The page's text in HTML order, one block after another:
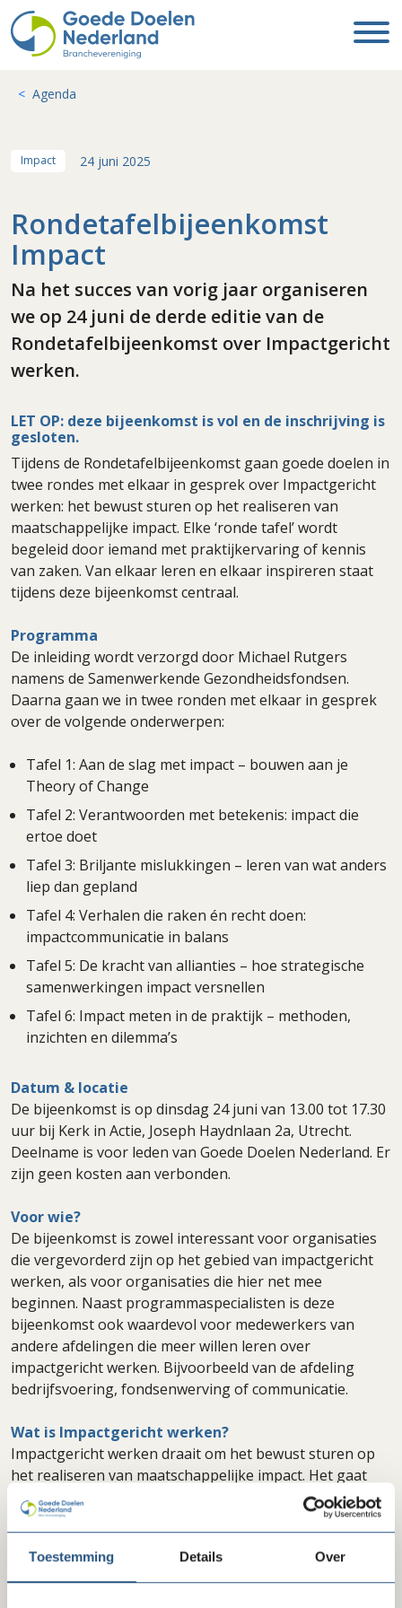
Toestemming Details Over
Agenda
Impact 24 juni 2025
Rondetafelbijeenkomst
Impact
Na het succes van vorig jaar organiseren
we op 24 juni de derde editie van de
Rondetafelbijeenkomst over Impactgericht
werken.
LET OP: deze bijeenkomst is vol en de inschrijving is
gesloten.
Tijdens de Rondetafelbijeenkomst gaan goede doelen in
twee rondes met elkaar in gesprek over Impactgericht
werken: het bewust sturen op het realiseren van
maatschappelijke impact. Elke ‘ronde tafel’ wordt
begeleid door iemand met praktijkervaring of kennis
van zaken. Van elkaar leren en elkaar inspireren staat
tijdens deze bijeenkomst centraal.
Programma
De inleiding wordt verzorgd door Michael Rutgers
namens de Samenwerkende Gezondheidsfondsen.
Daarna gaan we in twee ronden met elkaar in gesprek
over de volgende onderwerpen:
Tafel 1: Aan de slag met impact – bouwen aan je
Theory of Change
Tafel 2: Verantwoorden met betekenis: impact die
ertoe doet
Tafel 3: Briljante mislukkingen – leren van wat anders
liep dan gepland
Tafel 4: Verhalen die raken én recht doen:
impactcommunicatie in balans
Tafel 5: De kracht van allianties – hoe strategische
samenwerkingen impact versnellen
Tafel 6: Impact meten in de praktijk – methoden,
inzichten en dilemma’s
Datum & locatie
De bijeenkomst is op dinsdag 24 juni van 13.00 tot 17.30
uur bij Kerk in Actie, Joseph Haydnlaan 2a, Utrecht.
Deelname is voor leden van Goede Doelen Nederland. Er
zijn geen kosten aan verbonden.
Voor wie?
De bijeenkomst is zowel interessant voor organisaties
die vergevorderd zijn op het gebied van impactgericht
werken, als voor organisaties die hier net mee
beginnen. Naast programmaspecialisten is deze
bijeenkomst ook waardevol voor medewerkers van
andere afdelingen die meer willen leren over
impactgericht werken. Bijvoorbeeld van de afdeling
bedrijfsvoering, fondsenwerving of communicatie.
Wat is Impactgericht werken?
Impactgericht werken draait om het bewust sturen op
het realiseren van maatschappelijke impact. Het gaat
erom dat je niet alleen kijkt naar wat je doet (activiteiten)
of wat dat oplevert (resultaten/output), maar vooral wat
daarvan het effect is op de samenleving of je doelgroep
(de daadwerkelijke impact). Je gebruikt evaluaties en
feedback om continu te leren en te verbeteren, en je